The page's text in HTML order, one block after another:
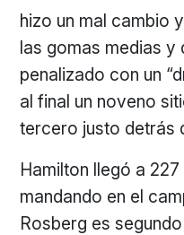
hizo un mal cambio
las gomas medias y
penalizado con un
al final un noveno
tercero justo detrás
Hamilton llegó a
mandando en el
Rosberg es